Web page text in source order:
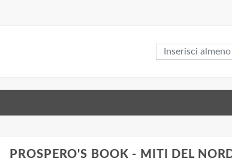
PROSPERO'S BOOK - MITI DEL